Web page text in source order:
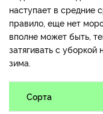
наступает в средние
правило, еще нет
вполне может быть,
затягивать с
зима.
Сорта